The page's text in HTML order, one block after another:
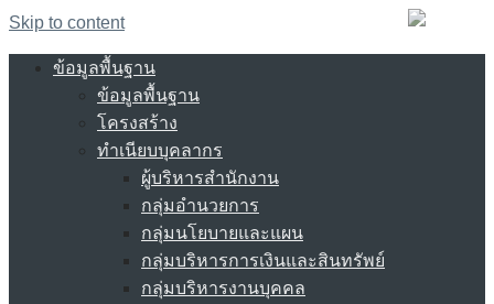
Skip to content
ข้อมูลพื้นฐาน
ข้อมูลพื้นฐาน
โครงสร้าง
ทำเนียบบุคลากร
ผู้บริหารสำนักงาน
กลุ่มอำนวยการ
กลุ่มนโยบายและแผน
กลุ่มบริหารการเงินและสินทรัพย์
กลุ่มบริหารงานบุคคล